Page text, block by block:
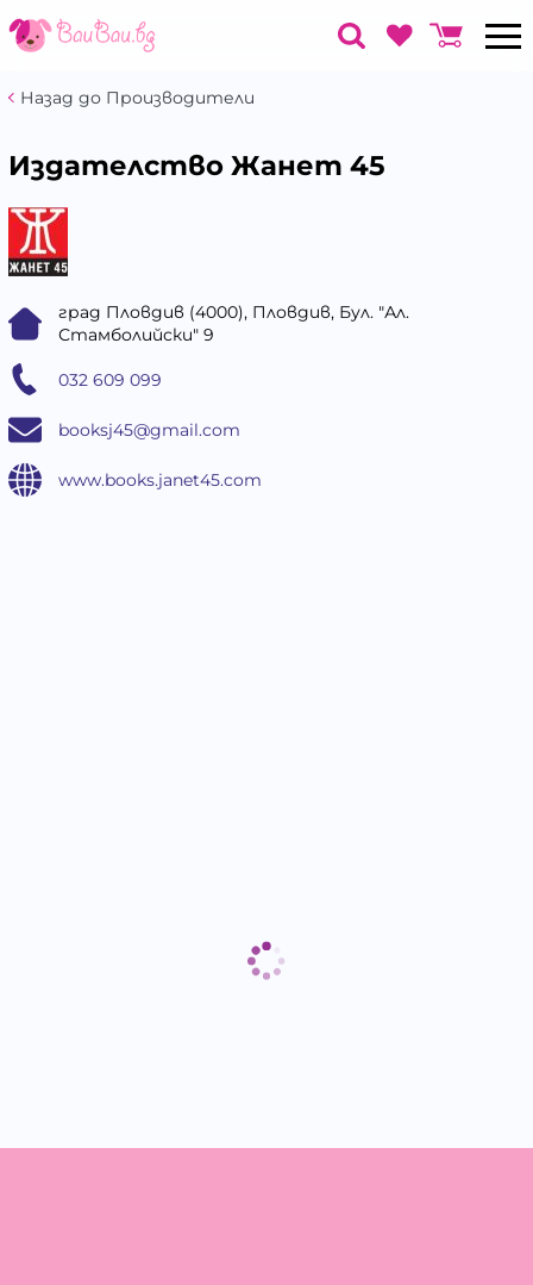
Назад до Производители
Издателство Жанет 45
град Пловдив (4000), Пловдив, Бул. "Ал.
Стамболийски" 9
032 609 099
booksj45@gmail.com
www.books.janet45.com